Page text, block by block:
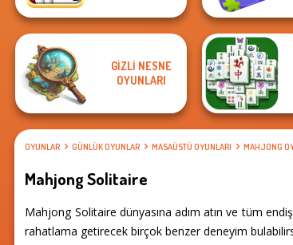
GIZLI NESNE
OYUNLARI
OYUNLAR GÜNLÜK OYUNLAR MASAÜSTÜ OYUNLARI MAHJONG
Mahjong Solitaire
Mahjong Solitaire dünyasına adım atın ve tüm
rahatlama getirecek birçok benzer deneyim